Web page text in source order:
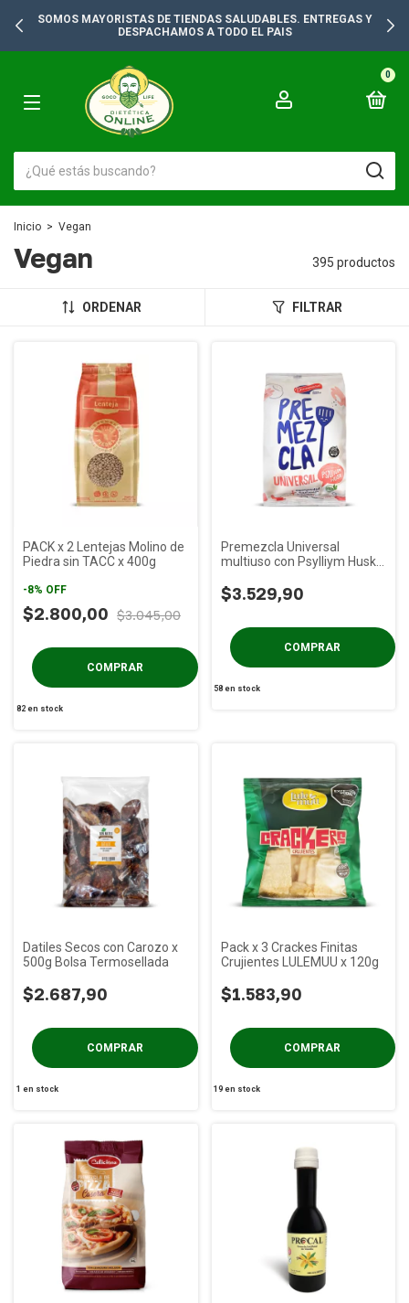
SOMOS MAYORISTAS DE TIENDAS SALUDABLES. ENTREGAS Y
DESPACHAMOS A TODO EL PAIS
0
Inicio > Vegan
Vegan 395 productos
ORDENAR FILTRAR
PACK x 2 Lentejas Molino de
Piedra sin TACC x 400g
-8% OFF
$2.800,00 $3.045,00
82en stock
Premezcla Universal
multiuso con Psylliym Husk
$3.529,90
58 en stock
Datiles Secos con Carozo x
500g Bolsa Termosellada
$2.687,90
1 en stock
Pack x 3 Crackes Finitas
Crujientes LULEMUU x 120g
$1.583,90
19 en stock